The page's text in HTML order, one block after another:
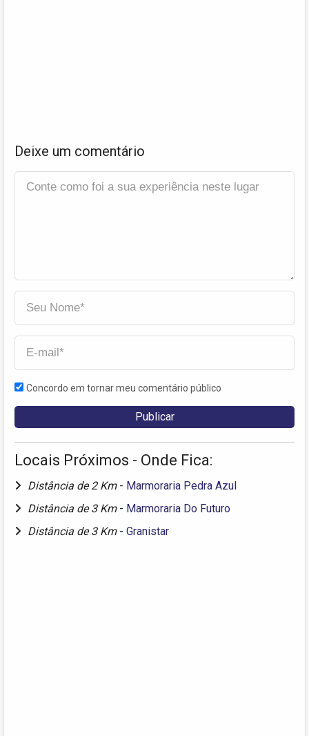
Deixe um comentário
Concordo em tornar meu comentário público
Locais Próximos - Onde Fica:
Distância de 2 Km - Marmoraria Pedra Azul
Distância de 3 Km - Marmoraria Do Futuro
Distância de 3 Km - Granistar